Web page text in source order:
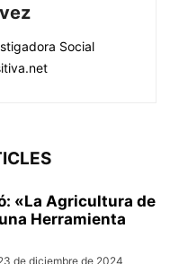
Social
«La Agricultura de
Herramienta
de diciembre de 2024